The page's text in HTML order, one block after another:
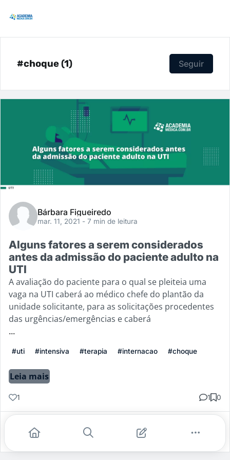
#choque (1) Seguir
Bárbara Figueiredo
mar. 11, 2021 - 7 min de leitura
Alguns fatores a serem considerados
antes da admissão do paciente adulto na
UTI
A avaliação do paciente para o qual se pleiteia uma
vaga na UTI caberá ao médico chefe do plantão da
unidade solicitante, para as solicitações procedentes
das urgências/emergências e caberá
...
#uti #intensiva #terapia #internacao #choque
Leia mais
1 1 0
Gostei Comentar Salvar